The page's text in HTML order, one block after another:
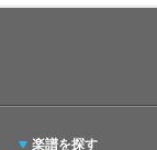
楽譜を探す